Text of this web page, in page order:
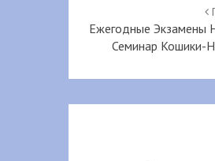
по
записям
Ежегодные Экзамены
Семинар Кошики-